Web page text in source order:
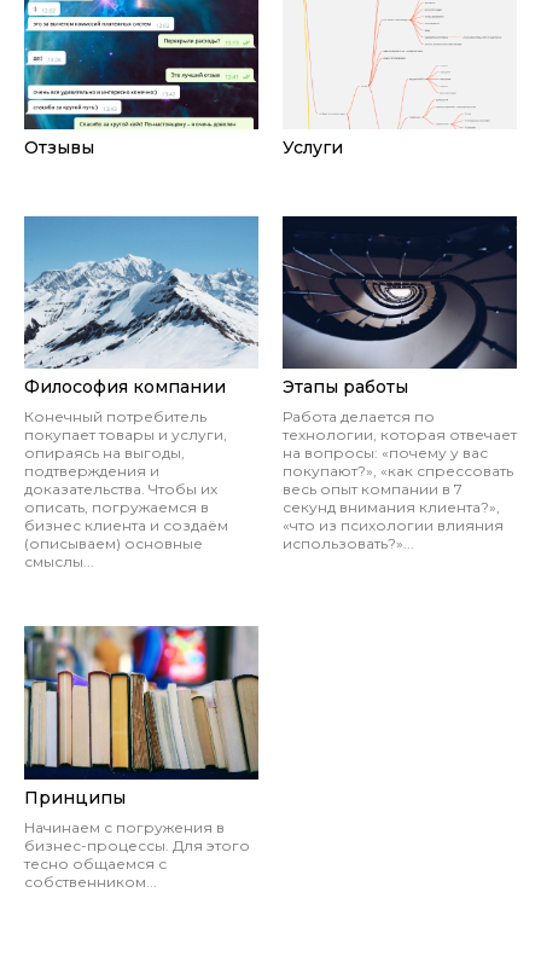
Отзывы Услуги
Философия компании
Конечный потребитель
покупает товары и услуги,
опираясь на выгоды,
подтверждения и
доказательства. Чтобы их
описать, погружаемся в
бизнес клиента и создаём
(описываем) основные
смыслы...
Этапы работы
Работа делается по
технологии, которая отвечает
на вопросы: «почему у вас
покупают?», «как спрессовать
весь опыт компании в 7
секунд внимания клиента?»,
«что из психологии влияния
использовать?»...
Принципы
Начинаем с погружения в
бизнес-процессы. Для этого
тесно общаемся с
собственником...